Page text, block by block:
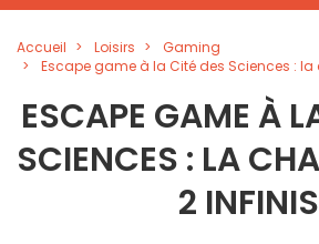
Accueil Loisirs
Gaming
Escape game à la Cité des Sciences :
ESCAPE GAME À
SCIENCES : LA
2 INFINIS